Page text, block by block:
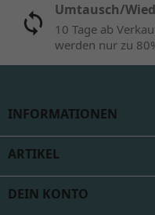
Umtausch/
10 Tage ab
werden nur zu
INFORMATIONEN
ARTIKEL
DEIN KONTO